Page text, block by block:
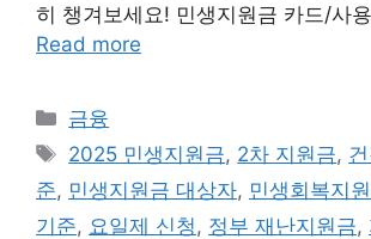
히 챙겨보세요! 민생지원금 카드/사
Read more
Categories
금융
Tags
2025 민생지원금, 2차 지원금,
준, 민생지원금 대상자, 민생회복지
기준, 요일제 신청 , 정부 재난지원금,